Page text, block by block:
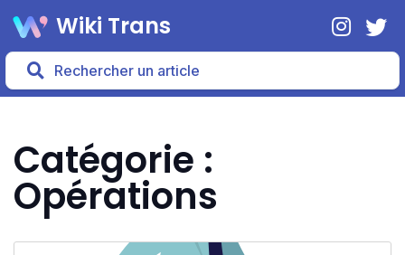
Wiki Trans
Catégorie :
Opérations